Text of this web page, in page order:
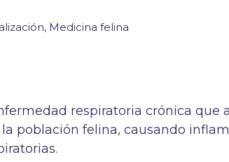
, Medicina felina
respiratoria crónica que
población felina, causando